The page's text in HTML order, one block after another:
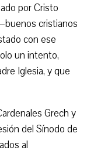
por Cristo
cristianos
con ese
un intento,
Iglesia, y que
Grech y
del Sínodo de
al